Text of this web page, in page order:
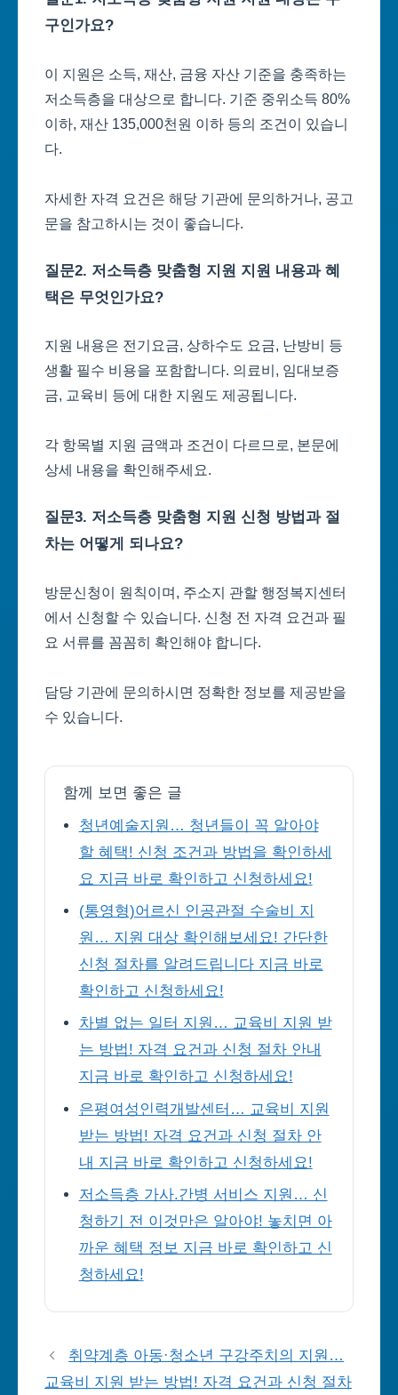
구인가요?
이 지원은 소득, 재산, 금융 자산 기준을 충족하는
저소득층을 대상으로 합니다. 기준 중위소득 80%
이하, 재산 135,000천원 이하 등의 조건이 있습니
다.
자세한 자격 요건은 해당 기관에 문의하거나, 공고
문을 참고하시는 것이 좋습니다.
질문2. 저소득층 맞춤형 지원 지원 내용과 혜
택은 무엇인가요?
지원 내용은 전기요금, 상하수도 요금, 난방비 등
생활 필수 비용을 포함합니다. 의료비, 임대보증
금, 교육비 등에 대한 지원도 제공됩니다.
각 항목별 지원 금액과 조건이 다르므로, 본문에
상세 내용을 확인해주세요.
질문3. 저소득층 맞춤형 지원 신청 방법과 절
차는 어떻게 되나요?
방문신청이 원칙이며, 주소지 관할 행정복지센터
에서 신청할 수 있습니다. 신청 전 자격 요건과 필
요 서류를 꼼꼼히 확인해야 합니다.
담당 기관에 문의하시면 정확한 정보를 제공받을
수 있습니다.
함께 보면 좋은 글
청년예술지원… 청년들이 꼭 알아야
할 혜택! 신청 조건과 방법을 확인하세
요 지금 바로 확인하고 신청하세요!
(통영형)어르신 인공관절 수술비 지
원… 지원 대상 확인해보세요! 간단한
신청 절차를 알려드립니다 지금 바로
확인하고 신청하세요!
차별 없는 일터 지원… 교육비 지원 받
는 방법! 자격 요건과 신청 절차 안내
지금 바로 확인하고 신청하세요!
은평여성인력개발센터… 교육비 지원
받는 방법! 자격 요건과 신청 절차 안
내 지금 바로 확인하고 신청하세요!
저소득층 가사.간병 서비스 지원… 신
청하기 전 이것만은 알아야! 놓치면 아
까운 혜택 정보 지금 바로 확인하고 신
청하세요!
취약계층 아동·청소년 구강주치의 지원…
교육비 지원 받는 방법! 자격 요건과 신청 절차